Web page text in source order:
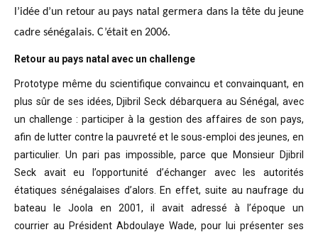
l’idée d’un retour au pays natal germera dans la tête du jeune
cadre sénégalais. C’était en 2006.
Retour au pays natal avec un challenge
Prototype même du scientifique convaincu et convainquant, en
plus sûr de ses idées, Djibril Seck débarquera au Sénégal, avec
un challenge : participer à la gestion des affaires de son pays,
afin de lutter contre la pauvreté et le sous-emploi des jeunes, en
particulier. Un pari pas impossible, parce que Monsieur Djibril
Seck avait eu l’opportunité d’échanger avec les autorités
étatiques sénégalaises d’alors. En effet, suite au naufrage du
bateau le Joola en 2001, il avait adressé à l’époque un
courrier au Président Abdoulaye Wade, pour lui présenter ses